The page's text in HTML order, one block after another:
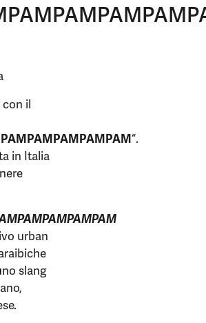
il
“.
in Italia
urban
slang